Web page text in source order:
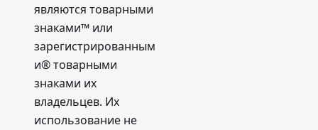
являются товарными
знаками™ или
зарегистрированным
и® товарными
знаками их
владельцев. Их
использование не